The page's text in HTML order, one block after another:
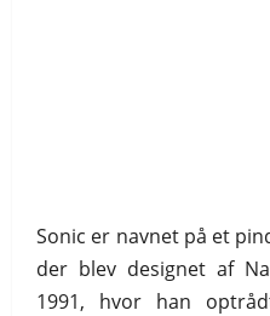
Sonic er navnet på et
der blev designet af
1991, hvor han